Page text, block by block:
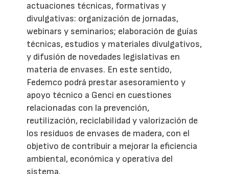
actuaciones técnicas, formativas y
divulgativas: organización de jornadas,
webinars y seminarios; elaboración de guías
técnicas, estudios y materiales divulgativos,
y difusión de novedades legislativas en
materia de envases. En este sentido,
Fedemco podrá prestar asesoramiento y
apoyo técnico a Genci en cuestiones
relacionadas con la prevención,
reutilización, reciclabilidad y valorización de
los residuos de envases de madera, con el
objetivo de contribuir a mejorar la eficiencia
ambiental, económica y operativa del